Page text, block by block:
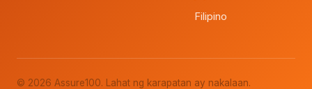
Filipino
© 2026 Assure100. Lahat ng karapatan ay nakalaan.